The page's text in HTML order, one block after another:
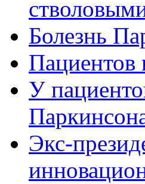
Болезнь
Пациентов
У
Экс-